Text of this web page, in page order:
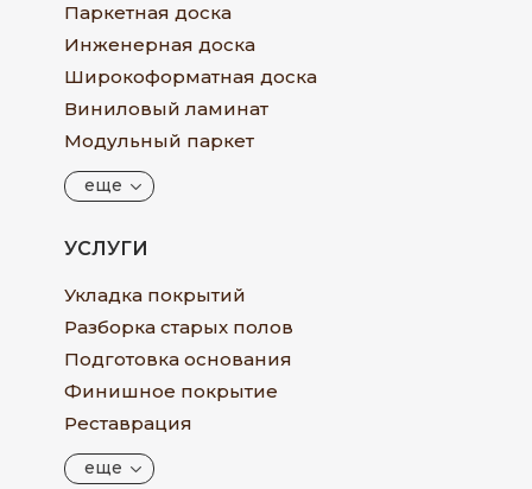
Паркетная доска
Инженерная доска
Широкоформатная доска
Виниловый ламинат
Модульный паркет
еще
УСЛУГИ
Укладка покрытий
Разборка старых полов
Подготовка основания
Финишное покрытие
Реставрация
еще